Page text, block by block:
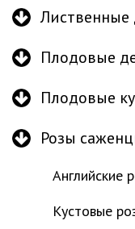
Лиственные
Плодовые
Плодовые
Розы
Английские
Кустовые